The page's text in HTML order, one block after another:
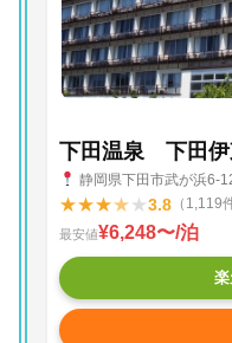
下田温泉 下田伊
静岡県下田市武が浜6-
★★★★★3.8 （1,119
最安値¥6,248〜/泊